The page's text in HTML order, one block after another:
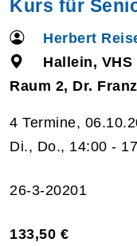
Kurs für
Herbert
Hallein,
Raum 2, Dr.
4 Termine,
Di., Do., 14:00 -
26-3-20201
133,50 €